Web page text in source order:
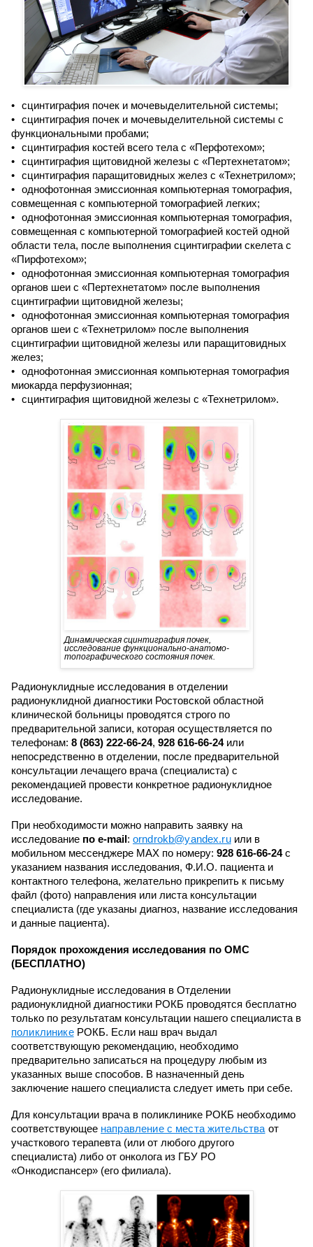
сцинтиграфия почек и мочевыделительной системы;
сцинтиграфия почек и мочевыделительной системы с
функциональными пробами;
сцинтиграфия костей всего тела с «Перфотехом»;
сцинтиграфия щитовидной железы с «Пертехнетатом»;
сцинтиграфия паращитовидных желез с «Технетрилом»;
однофотонная эмиссионная компьютерная томография,
совмещенная с компьютерной томографией легких;
однофотонная эмиссионная компьютерная томография,
совмещенная с компьютерной томографией костей одной
области тела, после выполнения сцинтиграфии скелета с
«Пирфотехом»;
однофотонная эмиссионная компьютерная томография
органов шеи с «Пертехнетатом» после выполнения
сцинтиграфии щитовидной железы;
однофотонная эмиссионная компьютерная томография
органов шеи с «Технетрилом» после выполнения
сцинтиграфии щитовидной железы или паращитовидных
желез;
однофотонная эмиссионная компьютерная томография
миокарда перфузионная;
сцинтиграфия щитовидной железы с «Технетрилом».
Динамическая сцинтиграфия почек,
исследование функционально-анатомо-
топографического состояния почек.
Радионуклидные исследования в отделении
радионуклидной диагностики Ростовской областной
клинической больницы проводятся строго по
предварительной записи, которая осуществляется по
телефонам: 8 (863) 222-66-24, 928 616-66-24или
непосредственно в отделении, после предварительной
консультации лечащего врача (специалиста) с
рекомендацией провести конкретное радионуклидное
исследование.
При необходимости можно направить заявку на
исследование по e-mail: orndrokb@yandex.ruили в
мобильном мессенджере MAX по номеру: 928 616-66-24с
указанием названия исследования, Ф.И.О. пациента и
контактного телефона, желательно прикрепить к письму
файл (фото) направления или листа консультации
специалиста (где указаны диагноз, название исследования
и данные пациента).
Порядок прохождения исследования по ОМС
(БЕСПЛАТНО)
Радионуклидные исследования в Отделении
радионуклидной диагностики РОКБ проводятся бесплатно
только по результатам консультации нашего специалиста в
поликлиникеРОКБ. Если наш врач выдал
соответствующую рекомендацию, необходимо
предварительно записаться на процедуру любым из
указанных выше способов. В назначенный день
заключение нашего специалиста следует иметь при себе.
Для консультации врача в поликлинике РОКБ необходимо
соответствующее направление с места жительства от
участкового терапевта (или от любого другого
специалиста) либо от онколога из ГБУ РО
«Онкодиспансер» (его филиала).